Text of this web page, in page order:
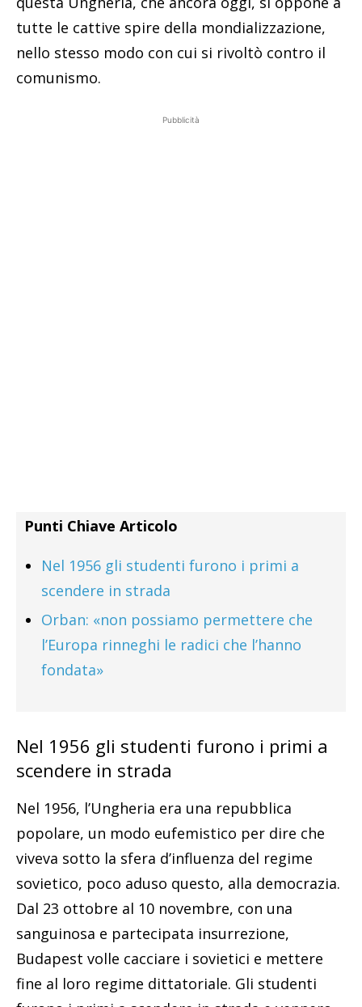
tutte le cattive spire della mondializzazione,
nello stesso modo con cui si rivoltò contro il
comunismo.
Pubblicità
Punti Chiave Articolo
Nel 1956 gli studenti furono i primi a
scendere in strada
Orban: «non possiamo permettere che
l’Europa rinneghi le radici che l’hanno
fondata»
Nel 1956 gli studenti furono i primi a
scendere in strada
Nel 1956, l’Ungheria era una repubblica
popolare, un modo eufemistico per dire che
viveva sotto la sfera d’influenza del regime
sovietico, poco aduso questo, alla democrazia.
Dal 23 ottobre al 10 novembre, con una
sanguinosa e partecipata insurrezione,
Budapest volle cacciare i sovietici e mettere
fine al loro regime dittatoriale. Gli studenti